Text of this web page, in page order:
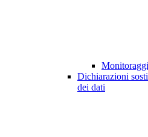
Dichiarazioni
dei dati